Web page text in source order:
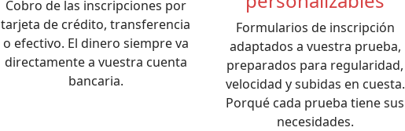
Cobro de las inscripciones por
tarjeta de crédito, transferencia
o efectivo. El dinero siempre va
directamente a vuestra cuenta
bancaria.
Formularios de inscripción
adaptados a vuestra prueba,
preparados para regularidad,
velocidad y subidas en cuesta.
Porqué cada prueba tiene sus
necesidades.